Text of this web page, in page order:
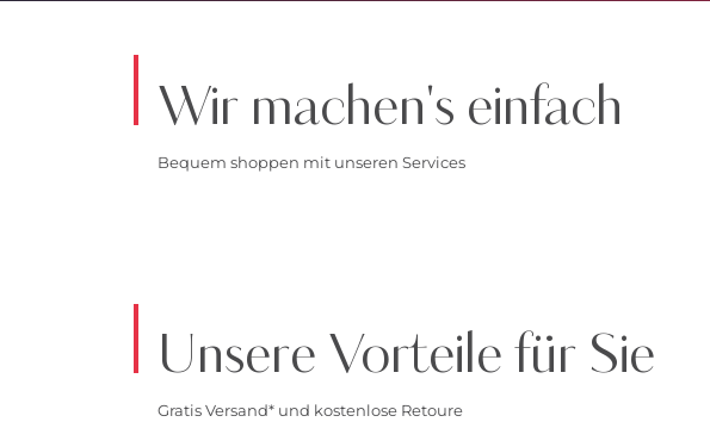
Wir machen's einfach
Bequem shoppen mit unseren Services
Unsere Vorteile für Sie
Gratis Versand* und kostenlose Retoure